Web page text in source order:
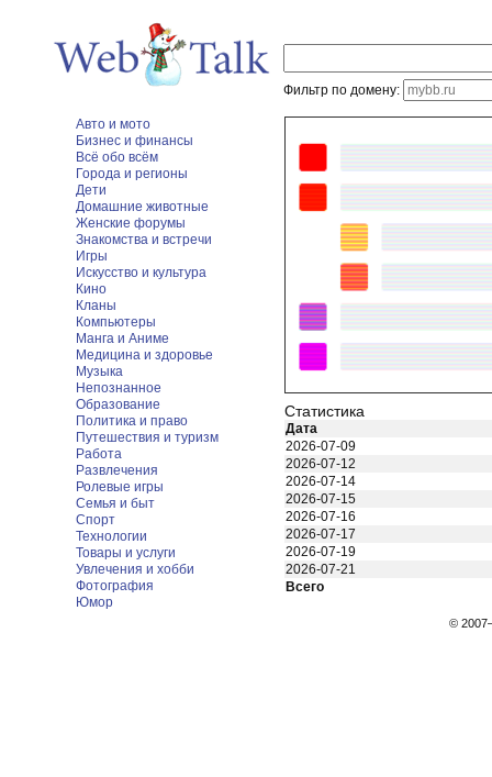
Фильтр по домену:
Авто и мото
Бизнес и финансы
Всё обо всём
Города и регионы
Дети
Домашние животные
Женские форумы
Знакомства и встречи
Игры
Искусство и культура
Кино
Кланы
Компьютеры
Манга и Аниме
Медицина и здоровье
Музыка
Непознанное
Образование
Политика и право
Путешествия и туризм
Работа
Развлечения
Ролевые игры
Семья и быт
Спорт
Технологии
Товары и услуги
Увлечения и хобби
Фотография
Юмор
Статистика
Дата
2026-07-09
2026-07-12
2026-07-14
2026-07-15
2026-07-16
2026-07-17
2026-07-19
2026-07-21
Всего
©